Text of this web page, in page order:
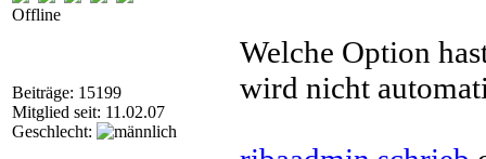
Offline
Beiträge: 15199
Mitglied seit: 11.02.07
Geschlecht:
Welche Option
wird nicht